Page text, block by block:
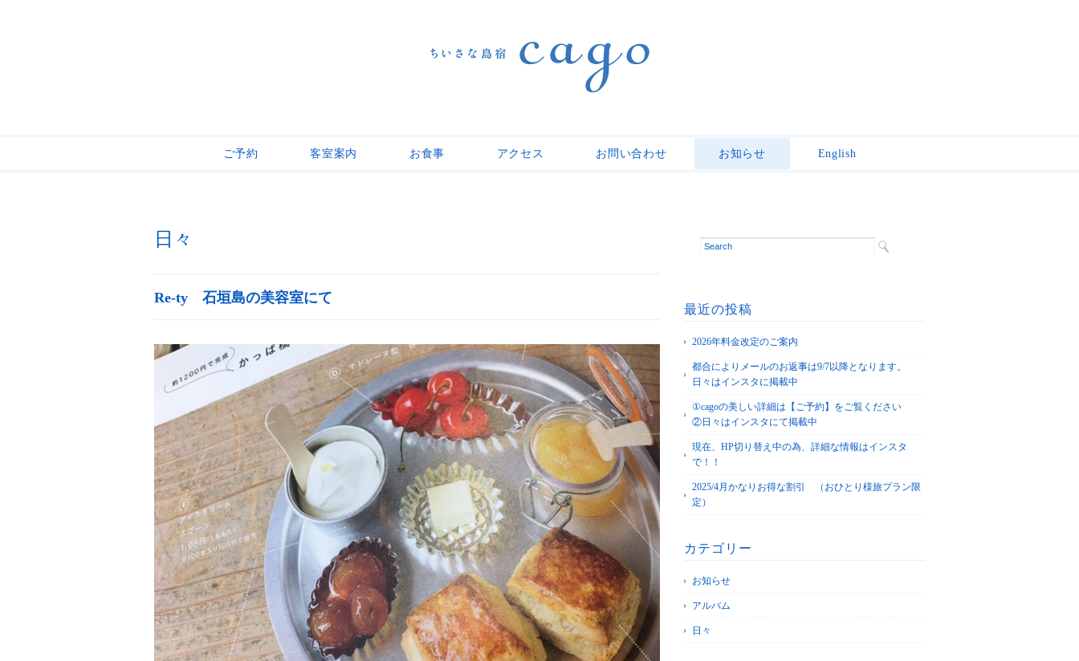
ご予約 客室案内 お食事 アクセス お問い合わせ お知らせ English
日々
Re-ty 石垣島の美容室にて
最近の投稿
2026年料金改定のご案内
都合によりメールのお返事は9/7以降となります。
日々はインスタに掲載中
①cagoの美しい詳細は【ご予約】をご覧ください
②日々はインスタにて掲載中
現在、HP切り替え中の為、詳細な情報はインスタ
で！！
2025/4月かなりお得な割引 （おひとり様旅プラン限
定）
カテゴリー
お知らせ
アルバム
日々